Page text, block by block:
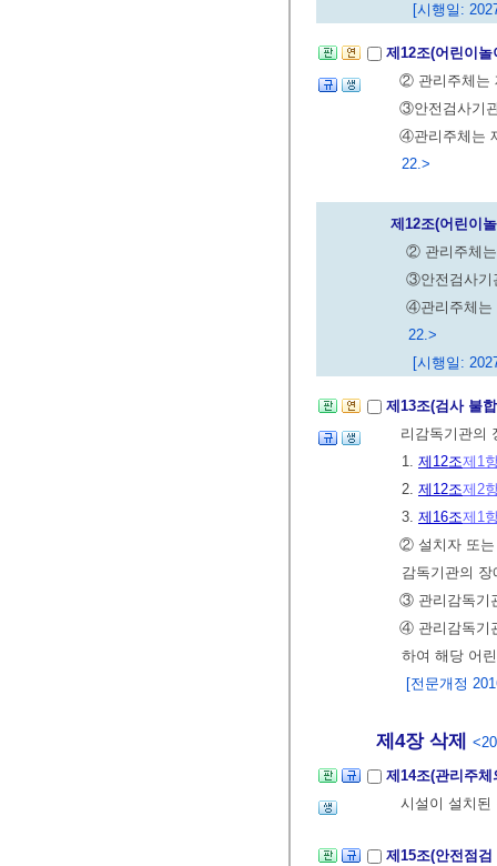
[시행일:
제12조(어린이
② 관리주체는
③안전검사기
④관리주체는
22.>
제12조(어린이
② 관리주체는
③안전검사기
④관리주체는
22.>
[시행일:
제13조(검사 불
리감독기관의
1. 제12조제1
2. 제12조제2
3. 제16조제1
② 설치자 또
감독기관의
③ 관리감독기
④ 관리감독기
하여 해당 어
[전문개정
제4장 삭제
제14조(관리주
시설이 설치된
제15조(안전점